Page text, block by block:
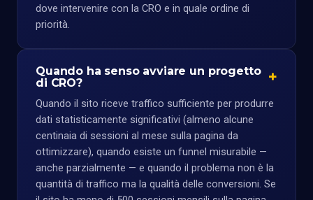
dove intervenire con la CRO e in quale ordine di
priorità.
Quando ha senso avviare un progetto
di CRO?
Quando il sito riceve traffico sufficiente per produrre
dati statisticamente significativi (almeno alcune
centinaia di sessioni al mese sulla pagina da
ottimizzare), quando esiste un funnel misurabile —
anche parzialmente — e quando il problema non è la
quantità di traffico ma la qualità delle conversioni. Se